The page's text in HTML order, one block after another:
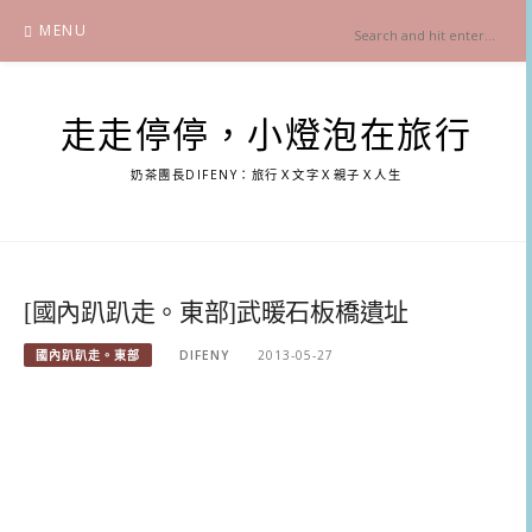
content
MENU
走走停停，小燈泡在旅行
奶茶團長DIFENY：旅行Ｘ文字Ｘ親子Ｘ人生
[國內趴趴走。東部]武暖石板橋遺址
國內趴趴走。東部 DIFENY 2013-05-27